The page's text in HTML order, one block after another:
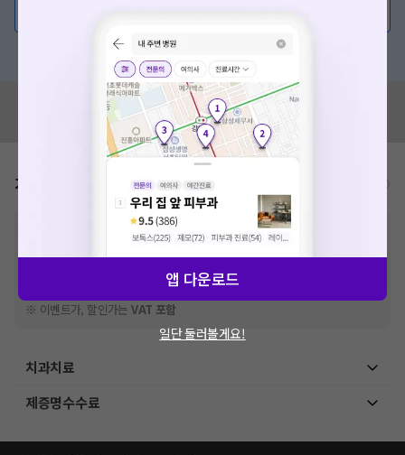
혹은, 의료상담 서비스에 다양한 게시글 보러가기
혹시 잘못된 병원정보가 있나요?
모두닥 팀에 알려주세요!
가격표
비급여 항목의 경우,추가비용 등으로 실제 가격과 상이할 수 있으니, 정확
한 가격은 해당 의료기관에 직접 문의해주세요.
※급여 항목의 경우,건강보험심사평가원에 고지되어 있는 급여 진료 기준 가
격입니다. (진료와 연관된 복합적인 비용이 추가되어, 병원마다 금액이 다르게
산정될 수 있는 점 참고 바랍니다.)
※ 이벤트가, 할인가는VAT 포함
치과치료
제증명수수료
앱 다운로드
일단 둘러볼게요!